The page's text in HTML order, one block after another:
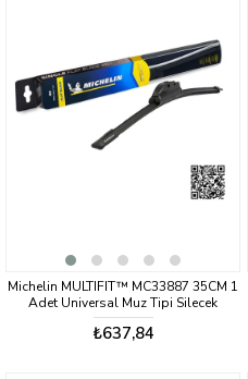
Michelin MULTIFIT™ MC33887 35CM 1
Adet Universal Muz Tipi Silecek
₺637,84